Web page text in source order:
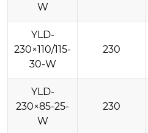
W
YLD-
230×110/115-
30-W
230
YLD-
230×85-25-
W
230